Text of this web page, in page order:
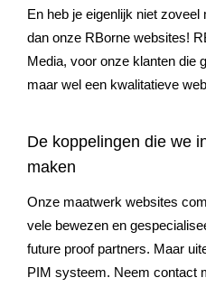
En heb je eigenlijk niet
dan onze RBorne websites!
Media, voor onze klanten die
maar wel een kwalitatieve
De koppelingen die we
maken
Onze maatwerk websites
vele bewezen en
future proof partners. Maar
PIM systeem. Neem contact